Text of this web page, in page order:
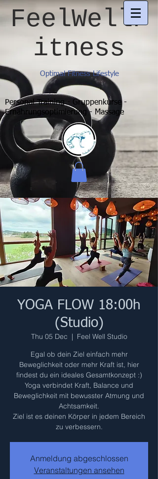
Optimal Fitness Lifestyle
FeelWellF
itness
Personal Training - Gruppenkurse -
Ernährungsoptimierung - Massage
YOGA FLOW 18:00h
(Studio)
Thu 05 Dec
  |
Feel Well Studio
Egal ob dein Ziel einfach mehr
Beweglichkeit oder mehr Kraft ist, hier
findest du ein ideales Gesamtkonzept :)
Yoga verbindet Kraft, Balance und
Beweglichkeit mit bewusster Atmung und
Achtsamkeit.
Ziel ist es deinen Körper in jedem Bereich
zu verbessern.
Anmeldung abgeschlossen
Veranstaltungen ansehen